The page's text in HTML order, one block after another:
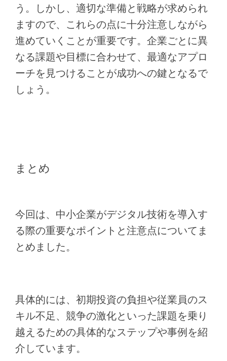
う。しかし、適切な準備と戦略が求められ
ますので、これらの点に十分注意しながら
進めていくことが重要です。企業ごとに異
なる課題や目標に合わせて、最適なアプロ
ーチを見つけることが成功への鍵となるで
しょう。
まとめ
今回は、中小企業がデジタル技術を導入す
る際の重要なポイントと注意点についてま
とめました。
具体的には、初期投資の負担や従業員のス
キル不足、競争の激化といった課題を乗り
越えるための具体的なステップや事例を紹
介しています。